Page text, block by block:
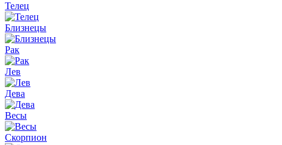
Телец
Близнецы
Рак
Лев
Дева
Весы
Скорпион